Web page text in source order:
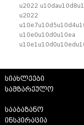
u2022
u2022
u10e0u10d0u10ea
სიახლეები
სამზარეულო
სააბაზანო
ინსპირაცია